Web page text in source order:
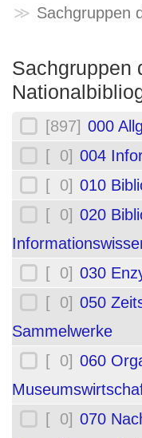
Sachgruppen
Sachgruppen
[897] 000
[ 0] 004
[ 0] 010
[ 0] 020
[ 0] 030
[ 0] 050
Sammelwerke
[ 0] 060
[ 0] 070